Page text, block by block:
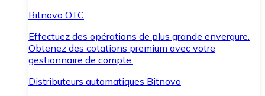
Bitnovo OTC
Effectuez des opérations de plus grande envergure.
Obtenez des cotations premium avec votre
gestionnaire de compte.
Distributeurs automatiques Bitnovo